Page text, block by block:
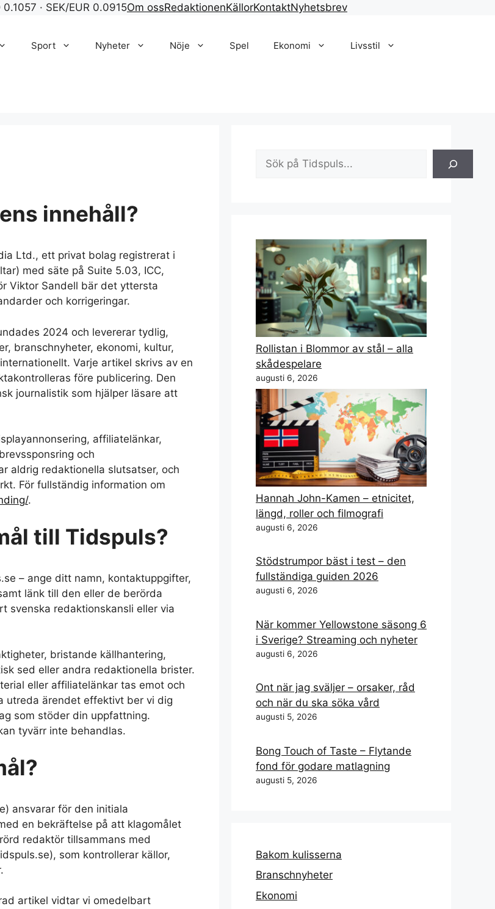
0.1057 · SEK/EUR 0.0915Om ossRedaktionenKällorKontaktNyhetsbrev
Sport Nyheter Nöje Spel Ekonomi Livsstil
innehåll?
Ltd., ett privat bolag registrerat i
med säte på Suite 5.03, ICC,
Viktor Sandell bär det yttersta
och korrigeringar.
2024 och levererar tydlig,
branschnyheter, ekonomi, kultur,
Varje artikel skrivs av en
före publicering. Den
journalistik som hjälper läsare att
affiliatelänkar,
och
aldrig redaktionella slutsatser, och
För fullständig information om
.
till Tidspuls?
– ange ditt namn, kontaktuppgifter,
länk till den eller de berörda
svenska redaktionskansli eller via
bristande källhantering,
sed eller andra redaktionella brister.
eller affiliatelänkar tas emot och
utreda ärendet effektivt ber vi dig
som stöder din uppfattning.
tyvärr inte behandlas.
ansvarar för den initiala
en bekräftelse på att klagomålet
redaktör tillsammans med
som kontrollerar källor,
artikel vidtar vi omedelbart
Sök
Rollistan i Blommor av stål – alla
skådespelare
augusti 6, 2026
Hannah John-Kamen – etnicitet,
längd, roller och filmografi
augusti 6, 2026
Stödstrumpor bäst i test – den
fullständiga guiden 2026
augusti 6, 2026
När kommer Yellowstone säsong 6
i Sverige? Streaming och nyheter
augusti 6, 2026
Ont när jag sväljer – orsaker, råd
och när du ska söka vård
augusti 5, 2026
Bong Touch of Taste – Flytande
fond för godare matlagning
augusti 5, 2026
Bakom kulisserna
Branschnyheter
Ekonomi